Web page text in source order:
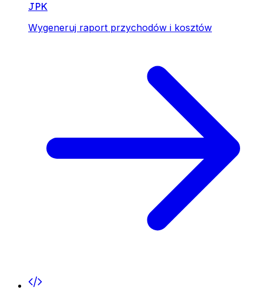
JPK
Wygeneruj raport przychodów i kosztów